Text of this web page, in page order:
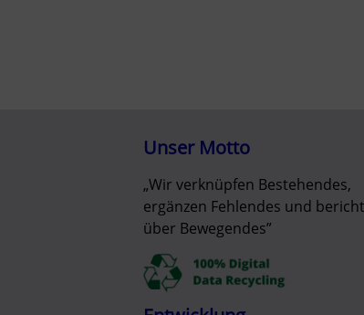
Unser Motto
„Wir verknüpfen Bestehendes,
ergänzen Fehlendes und
über Bewegendes”